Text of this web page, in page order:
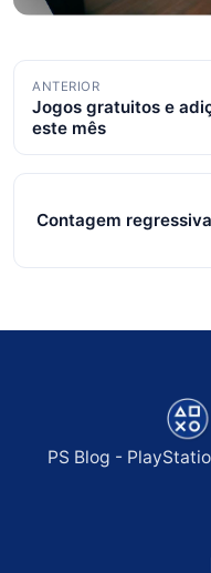
Navegação
de
posts
ANTERIOR
Jogos gratuitos e
este mês
Contagem
PS Blog -